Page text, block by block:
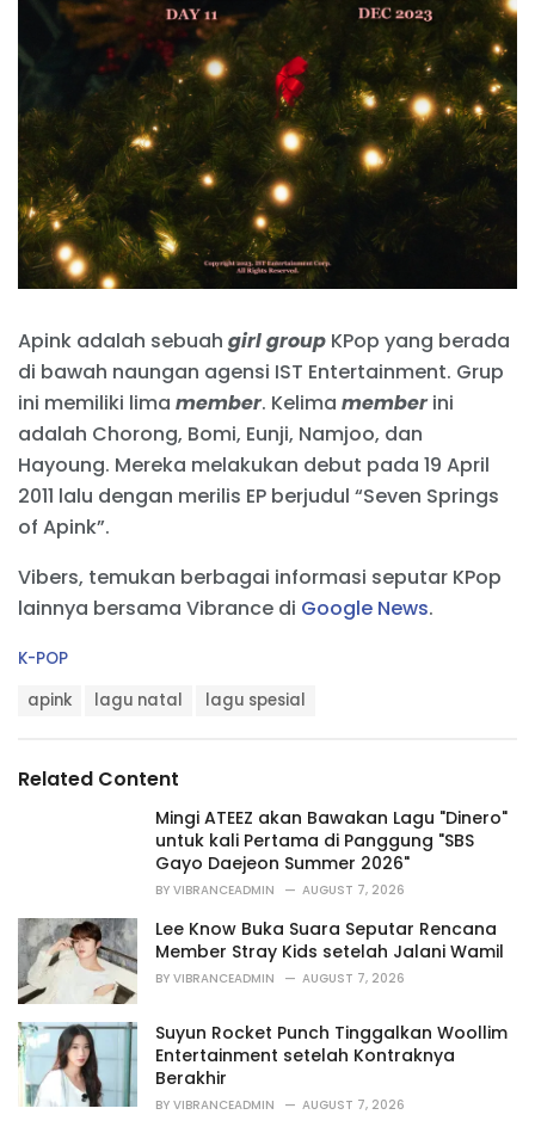
Apink adalah sebuah girl group KPop yang berada
di bawah naungan agensi IST Entertainment. Grup
ini memiliki lima member. Kelima memberini
adalah Chorong, Bomi, Eunji, Namjoo, dan
Hayoung. Mereka melakukan debut pada 19 April
2011 lalu dengan merilis EP berjudul “Seven Springs
of Apink”.
Vibers, temukan berbagai informasi seputar KPop
lainnya bersama Vibrance di Google News.
C
r
K-POP
:
apink lagu natal lagu spesial
Related Content
Mingi ATEEZ akan Bawakan Lagu "Dinero"
untuk kali Pertama di Panggung "SBS
Gayo Daejeon Summer 2026"
BY VIBRANCEADMIN AUGUST 7, 2026
Lee Know Buka Suara Seputar Rencana
Member Stray Kids setelah Jalani Wamil
BY VIBRANCEADMIN AUGUST 7, 2026
Suyun Rocket Punch Tinggalkan Woollim
Entertainment setelah Kontraknya
Berakhir
BY VIBRANCEADMIN AUGUST 7, 2026